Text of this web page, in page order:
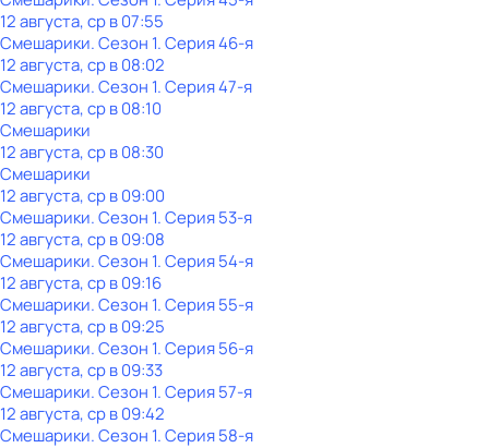
12 августа, ср в 07:55
Смешарики. Сезон 1. Серия 46-я
12 августа, ср в 08:02
Смешарики. Сезон 1. Серия 47-я
12 августа, ср в 08:10
Смешарики
12 августа, ср в 08:30
Смешарики
12 августа, ср в 09:00
Смешарики. Сезон 1. Серия 53-я
12 августа, ср в 09:08
Смешарики. Сезон 1. Серия 54-я
12 августа, ср в 09:16
Смешарики. Сезон 1. Серия 55-я
12 августа, ср в 09:25
Смешарики. Сезон 1. Серия 56-я
12 августа, ср в 09:33
Смешарики. Сезон 1. Серия 57-я
12 августа, ср в 09:42
Смешарики. Сезон 1. Серия 58-я